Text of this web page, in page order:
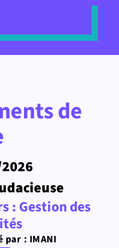
de
: Gestion des
par : IMANI